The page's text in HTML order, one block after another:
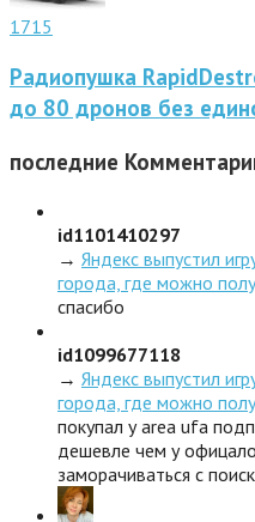
1715
Радиопушка
до 80 дронов без
последние
id1101410297
→ Яндекс выпустил
города, где можно
спасибо
id1099677118
→ Яндекс выпустил
города, где можно
покупал у area ufa
дешевле чем у
заморачиваться с